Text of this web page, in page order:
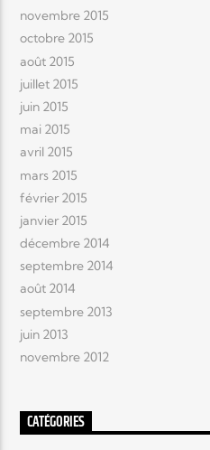
novembre 2015
octobre 2015
août 2015
juillet 2015
juin 2015
mai 2015
avril 2015
mars 2015
février 2015
janvier 2015
décembre 2014
septembre 2014
août 2014
septembre 2013
juin 2013
novembre 2012
CATÉGORIES